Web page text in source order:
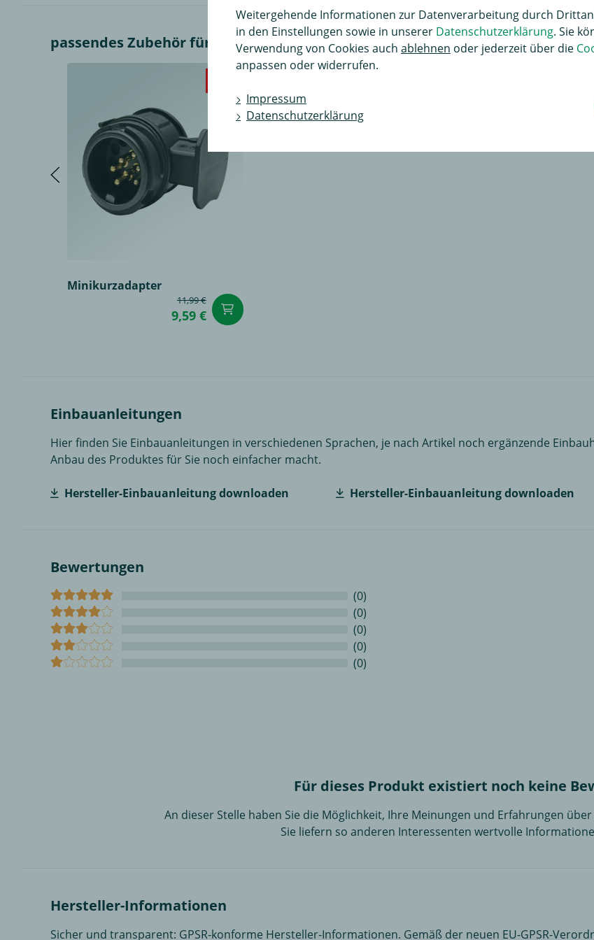
passendes Zubehör für ECS Elektrosatz 13polig Datenbus spezifisch (1)
Minikurzadapter
11,99 €
9,59 €
Einbauanleitungen
Hier finden Sie Einbauanleitungen in verschiedenen Sprachen, je nach Artikel noch ergänzende
Anbau des Produktes für Sie noch einfacher macht.
Hersteller-Einbauanleitung downloaden Hersteller-Einbauanleitung downloaden
Bewertungen
(0)
(0)
(0)
(0)
(0)
Für dieses Produkt existiert noch keine
An dieser Stelle haben Sie die Möglichkeit, Ihre Meinungen und Erfahrungen
Sie liefern so anderen Interessenten wertvolle
Hersteller-Informationen
Sicher und transparent: GPSR-konforme Hersteller-Informationen. Gemäß der neuen EU-GPSR-
Weitergehende Informationen zur Datenverarbeitung durch
in den Einstellungen sowie in unserer Datenschutzerklärung. Sie
Verwendung von Cookies auch ablehnen oder jederzeit über die
anpassen oder widerrufen.
Impressum
Datenschutzerklärung